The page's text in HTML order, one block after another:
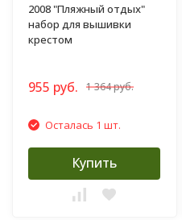
2008 "Пляжный отдых"
набор для вышивки
крестом
955 руб. 1 364 руб.
Осталась 1 шт.
Купить